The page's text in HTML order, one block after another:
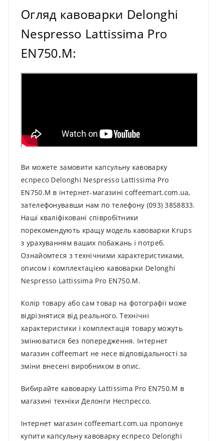
Огляд кавоварки Delonghi
Nespresso Lattissima Pro
EN750.M:
Ви можете замовити капсульну кавоварку
еспресо Delonghi Nespresso Lattissima Pro
EN750.M в інтернет-магазині coffeemart.com.ua,
зателефонувавши нам по телефону (093) 3858833.
Наші кваліфіковані співробітники
порекомендують кращу модель кавоварки Krups
з урахуванням ваших побажань і потреб.
Ознайомтеся з технічними характеристиками,
описом і комплектацією кавоварки Delonghi
Nespresso Lattissima Pro EN750.M.
Колір товару або сам товар на фотографії може
відрізнятися від реального. Технічні
характеристики і комплектація товару можуть
змінюватися без попередження. Інтернет
магазин coffeemart не несе відповідальності за
зміни внесені виробником в опис.
Вибирайте кавоварку Lattissima Pro EN750.M в
магазині техніки Делонги Неспрессо.
Інтернет магазин coffeemart.com.ua пропонує
купити капсульну кавоварку еспресо Delonghi